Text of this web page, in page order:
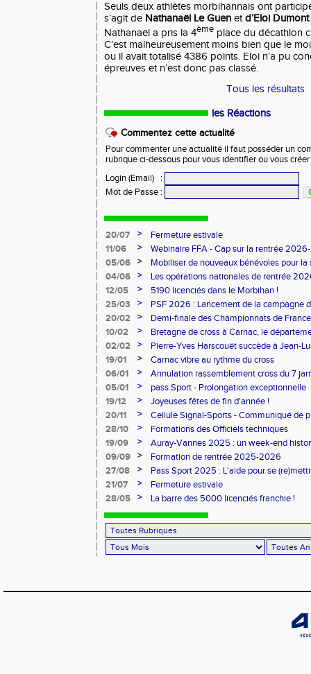
Seuls deux athlètes morbihannais ont
s’agit de Nathanaël Le Guen etd’Eloi Dumont
Nathanaël a pris la 4ème place du décathlon
C’est malheureusement moins bien que le
ou il avait totalisé 4386 points. Eloi n’a pu
épreuves et n’est donc pas classé.
Tous les résultats
les Réactions
Commentez cette actualité
Pour commenter une actualité il faut posséder un
rubrique ci-dessous pour vous identifier ou vous
Login (Email)
:
Mot de Passe :
20/07 >
Fermeture estivale
11/06
>
Webinaire FFA - Cap sur la rentrée
05/06
>
Mobiliser de nouveaux bénévoles pour
04/06
>
Les opérations nationales de rentrée
12/05
>
5190 licenciés dans le Morbihan !
25/03
>
PSF 2026 : Lancement de la campagne
20/02
>
Demi-finale des Championnats de
10/02
>
Bretagne de cross à Carnac, le
l'honneur
02/02 >
Pierre-Yves Harscouët succède à Jean-
comité du Morbihan
19/01 >
Carnac vibre au rythme du cross
06/01
>
Annulation rassemblement cross du 7
05/01
>
pass Sport - Prolongation exceptionnelle
19/12
>
Joyeuses fêtes de fin d'année !
20/11
>
Cellule Signal-Sports - Communiqué de
Sports
28/10 >
Formations des Officiels techniques
19/09
>
Auray-Vannes 2025 : un week-end
marathon breton
09/09 >
Formation de rentrée 2025-2026
27/08
>
Pass Sport 2025 : L'aide pour se
21/07
>
Fermeture estivale
28/05
> La barre des 5000 licenciés franchie !